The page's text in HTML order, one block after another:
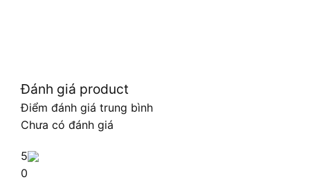
Đánh giá product
Điểm đánh giá trung bình
Chưa có đánh giá
5
0